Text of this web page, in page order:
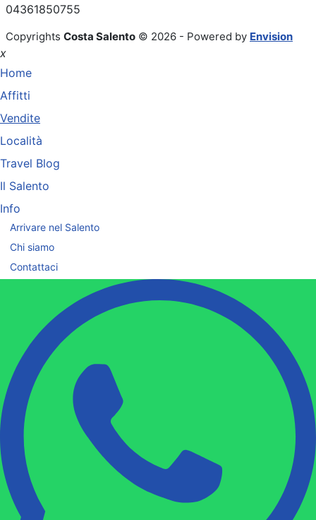
04361850755
Copyrights Costa Salento © 2026 - Powered by Envision
x
Home
Affitti
Vendite
Località
Travel Blog
Il Salento
Info
Arrivare nel Salento
Chi siamo
Contattaci